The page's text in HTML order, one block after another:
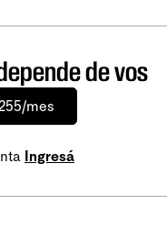
de vos
mes
Ingresá